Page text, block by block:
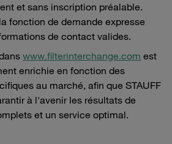
et sans inscription préalable.
fonction de demande expresse
de contact valides.
www.filterinterchange.com est
enrichie en fonction des
au marché, afin que STAUFF
à l'avenir les résultats de
et un service optimal.